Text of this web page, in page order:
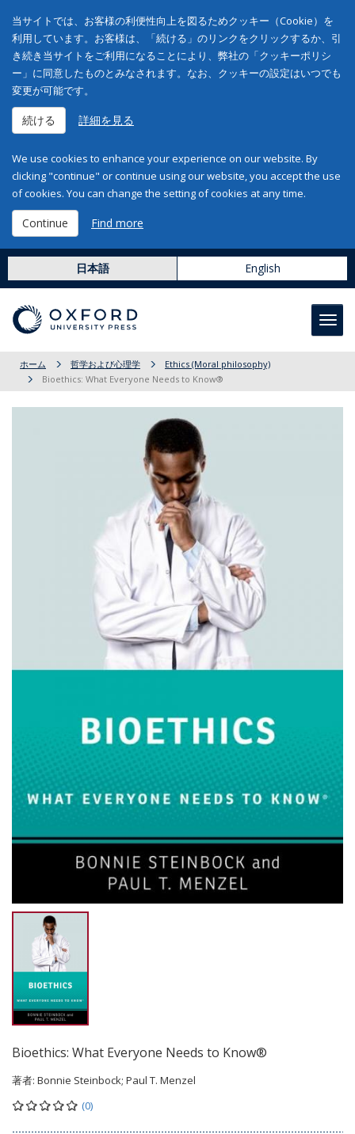
当サイトでは、お客様の利便性向上を図るためクッキー（Cookie）を
利用しています。お客様は、「続ける」のリンクをクリックするか、引
き続き当サイトをご利用になることにより、弊社の「クッキーポリシ
ー」に同意したものとみなされます。なお、クッキーの設定はいつでも
変更が可能です。
続ける 詳細を見る
We use cookies to enhance your experience on our website. By
clicking "continue" or continue using our website, you accept the use
of cookies. You can change the setting of cookies at any time.
Continue Find more
日本語 English
ホーム 哲学および心理学
Ethics (Moral philosophy)
Bioethics: What Everyone Needs to Know®
Bioethics: What Everyone Needs to Know®
著者: Bonnie Steinbock; Paul T. Menzel
(0)